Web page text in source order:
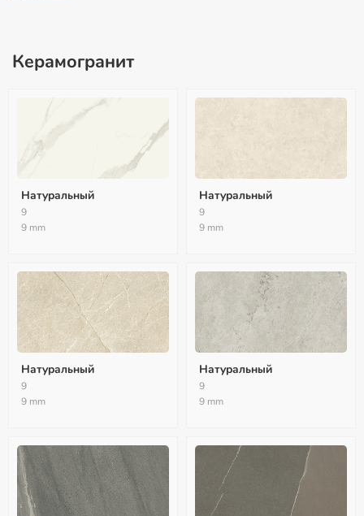
Керамогранит
Натуральный
9
9 mm
Натуральный
9
9 mm
Натуральный
9
9 mm
Натуральный
9
9 mm